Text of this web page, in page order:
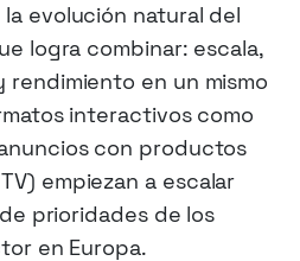
evolución natural del
logra combinar: escala,
rendimiento en un mismo
interactivos como
con productos
empiezan a escalar
prioridades de los
en Europa.